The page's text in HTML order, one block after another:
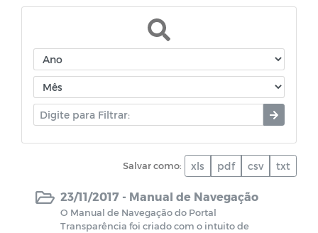
Documentos
Manuais
Conselhos Municipais
Conselho Tutelar
Conselho do FUNDEB
Salvar como: xls pdf csv txt
23/11/2017 - Manual de Navegação
O Manual de Navegação do Portal
Transparência foi criado com o intuito de